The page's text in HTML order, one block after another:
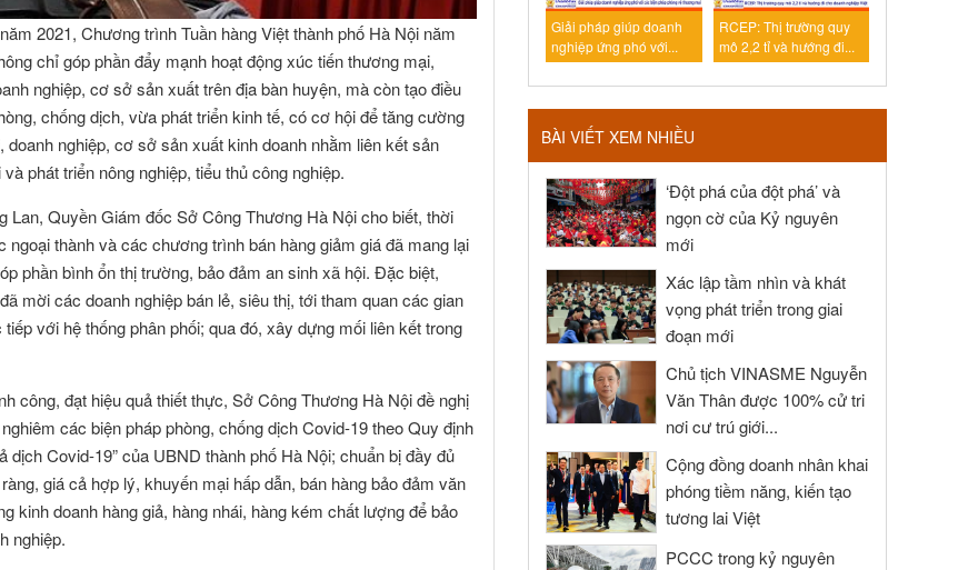
2021, Chương trình Tuần hàng Việt thành phố Hà Nội năm
chỉ góp phần đẩy mạnh hoạt động xúc tiến thương mại,
nghiệp, cơ sở sản xuất trên địa bàn huyện, mà còn tạo điều
chống dịch, vừa phát triển kinh tế, có cơ hội để tăng cường
nghiệp, cơ sở sản xuất kinh doanh nhằm liên kết sản
phát triển nông nghiệp, tiểu thủ công nghiệp.
Lan, Quyền Giám đốc Sở Công Thương Hà Nội cho biết, thời
thành và các chương trình bán hàng giảm giá đã mang lại
phần bình ổn thị trường, bảo đảm an sinh xã hội. Đặc biệt,
mời các doanh nghiệp bán lẻ, siêu thị, tới tham quan các gian
với hệ thống phân phối; qua đó, xây dựng mối liên kết trong
công, đạt hiệu quả thiết thực, Sở Công Thương Hà Nội đề nghị
các biện pháp phòng, chống dịch Covid-19 theo Quy định
Covid-19” của UBND thành phố Hà Nội; chuẩn bị đầy đủ
giá cả hợp lý, khuyến mại hấp dẫn, bán hàng bảo đảm văn
kinh doanh hàng giả, hàng nhái, hàng kém chất lượng để bảo
nghiệp.
Giải pháp giúp doanh
nghiệp ứng phó với...
RCEP: Thị trường quy
mô 2,2 tỉ và hướng đi...
BÀI VIẾT XEM NHIỀU
‘Đột phá của đột phá’ và
ngọn cờ của Kỷ nguyên
mới
Xác lập tầm nhìn và khát
vọng phát triển trong giai
đoạn mới
Chủ tịch VINASME Nguyễn
Văn Thân được 100% cử tri
nơi cư trú giới...
Cộng đồng doanh nhân khai
phóng tiềm năng, kiến tạo
tương lai Việt
PCCC trong kỷ nguyên